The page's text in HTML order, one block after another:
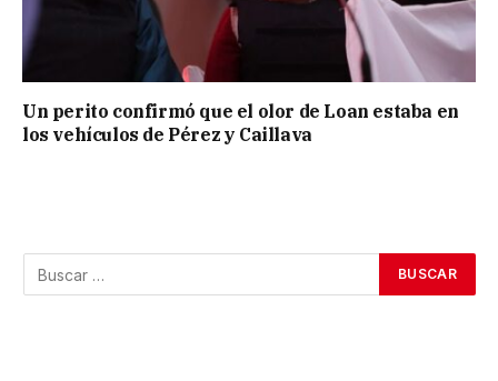
Un perito confirmó que el olor de Loan estaba en
los vehículos de Pérez y Caillava